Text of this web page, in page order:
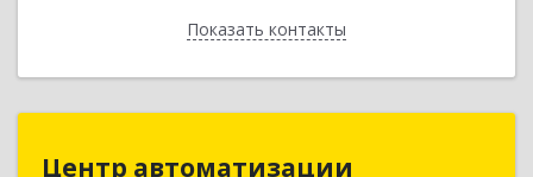
Показать контакты
Назад
Центр автоматизации